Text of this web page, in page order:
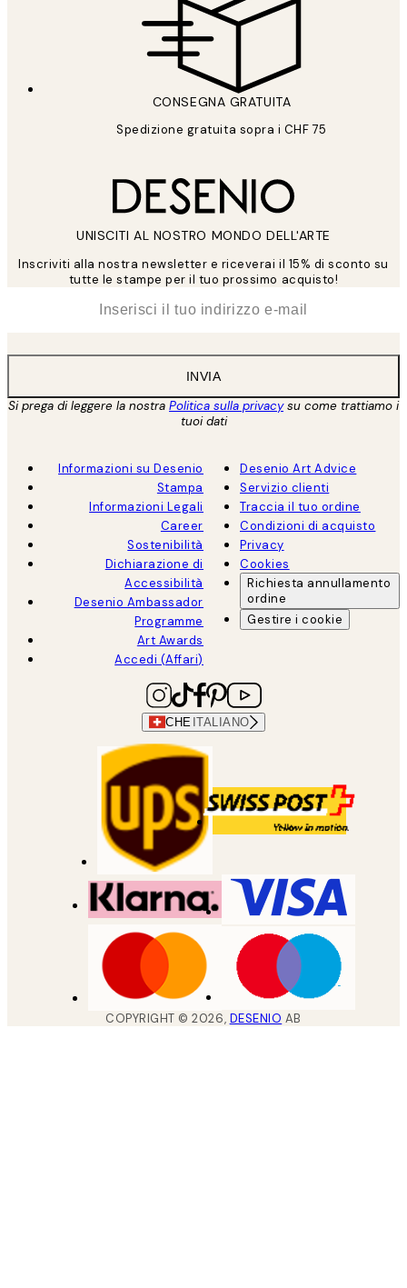
CONSEGNA GRATUITA
Spedizione gratuita sopra i CHF 75
UNISCITI AL NOSTRO MONDO DELL'ARTE
Inscriviti alla nostra newsletter e riceverai il 15% di sconto su
tutte le stampe per il tuo prossimo acquisto!
INVIA
Si prega di leggere la nostra Politica sulla privacysu come trattiamo i
tuoi dati
Informazioni su Desenio
Stampa
Informazioni Legali
Career
Sostenibilità
Dichiarazione di
Accessibilità
Desenio Ambassador
Programme
Art Awards
Accedi (Affari)
Desenio Art Advice
Servizio clienti
Traccia il tuo ordine
Condizioni di acquisto
Privacy
Cookies
Richiesta annullamento
ordine
Gestire i cookie
CHE ITALIANO
COPYRIGHT ©2026, DESENIO AB